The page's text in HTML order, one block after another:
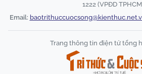
1222 (VPĐD
Email:
Trang thông tin điện tử tổng